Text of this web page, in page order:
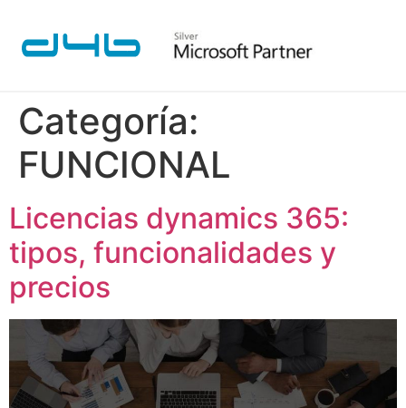
Categoría:
FUNCIONAL
Licencias dynamics 365:
tipos, funcionalidades y
precios